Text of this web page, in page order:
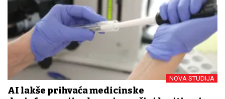
NOVA STUDIJA
AI lakše prihvaća medicinske